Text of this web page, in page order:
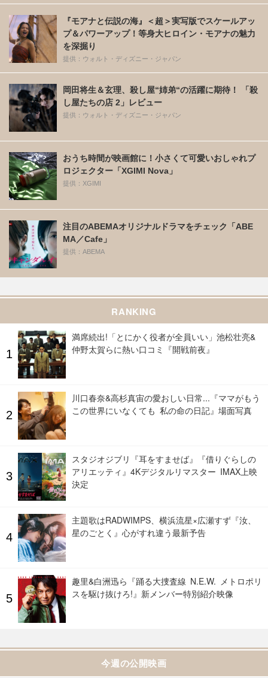
『モアナと伝説の海』＜超＞実写版でスケールアッ
プ＆パワーアップ！等身大ヒロイン・モアナの魅力
を深掘り
提供：ウォルト・ディズニー・ジャパン
岡田将生＆玄理、殺し屋“姉弟“の活躍に期待！ 「殺
し屋たちの店 2」レビュー
提供：ウォルト・ディズニー・ジャパン
おうち時間が映画館に！小さくて可愛いおしゃれプ
ロジェクター「XGIMI Nova」
提供：XGIMI
注目のABEMAオリジナルドラマをチェック「ABE
MA／Cafe」
提供：ABEMA
RANKING
満席続出!「とにかく役者が全員いい」池松壮亮&
仲野太賀らに熱い口コミ『開戦前夜』
川口春奈&高杉真宙の愛おしい日常...『ママがもう
この世界にいなくても 私の命の日記』場面写真
スタジオジブリ『耳をすませば』『借りぐらしの
アリエッティ』4Kデジタルリマスター IMAX上映
決定
主題歌はRADWIMPS、横浜流星×広瀬すず『汝、
星のごとく』心がすれ違う最新予告
趣里&白洲迅ら『踊る大捜査線 N.E.W. メトロポリ
スを駆け抜けろ!』新メンバー特別紹介映像
今週の公開映画